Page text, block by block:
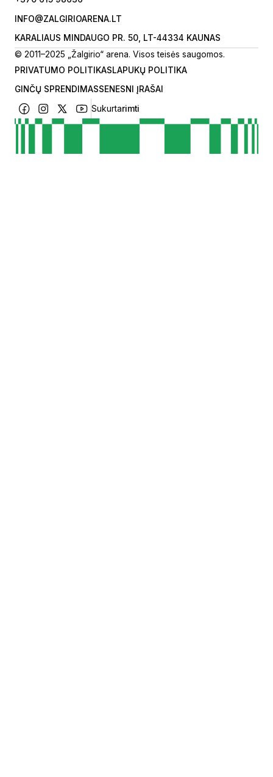
INFO@ZALGIRIOARENA.LT
KARALIAUS MINDAUGO PR. 50, LT-44334 KAUNAS
© 2011–2025 „Žalgirio“ arena. Visos teisės saugomos.
PRIVATUMO POLITIKASLAPUKŲ POLITIKA
GINČŲ SPRENDIMASSENESNI ĮRAŠAI
Sukurtarimti